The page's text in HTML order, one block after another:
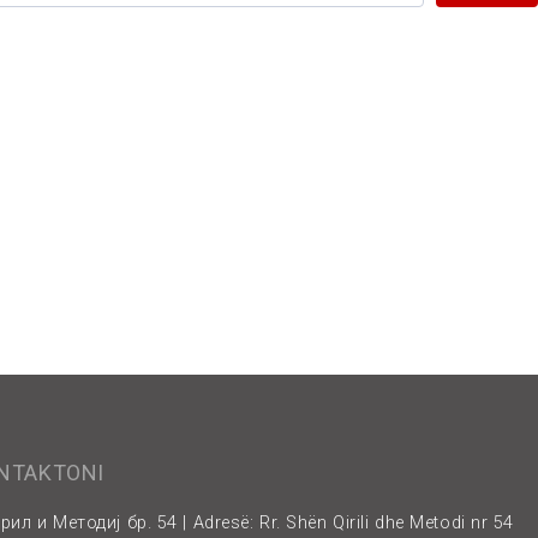
и Методиј бр. 54 | Adresë: Rr. Shën Qirili dhe Metodi nr 54